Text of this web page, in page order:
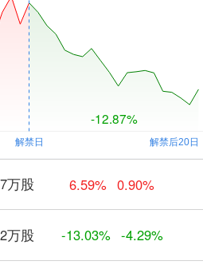
-12.87%
万股 6.59% 0.90%
万股 -13.03% -4.29%